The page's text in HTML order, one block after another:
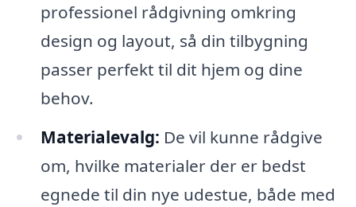
professionel rådgivning omkring
design og layout, så din tilbygning
passer perfekt til dit hjem og dine
behov.
Materialevalg: De vil kunne rådgive
om, hvilke materialer der er bedst
egnede til din nye udestue, både med